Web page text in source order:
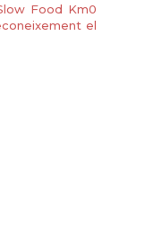
Food Km0
el